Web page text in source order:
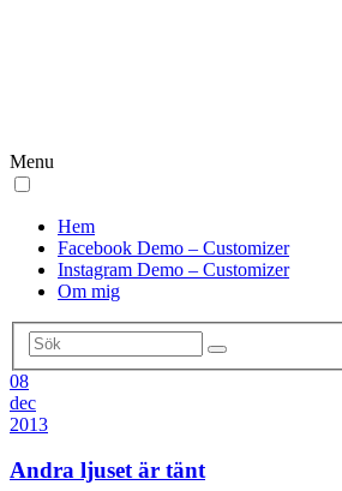
Menu
Hem
Facebook Demo – Customizer
Instagram Demo – Customizer
Om mig
08
dec
2013
Andra ljuset är tänt